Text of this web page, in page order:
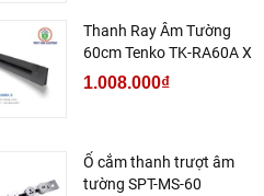
Thanh Ray Âm Tường
60cm Tenko TK-RA60A X
1.008.000₫
Ổ cắm thanh trượt âm
tường SPT-MS-60